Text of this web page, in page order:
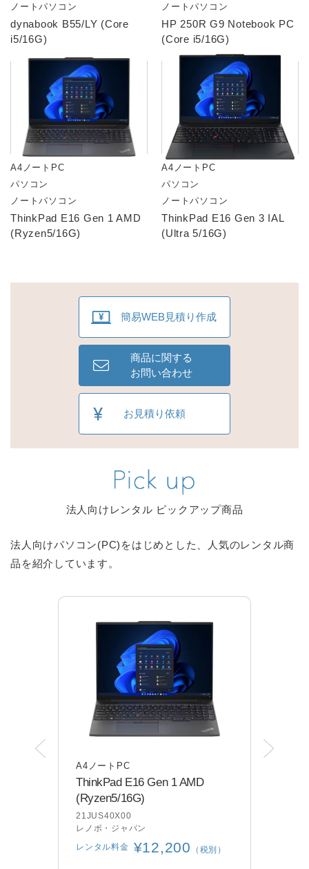
ノートパソコン
dynabook B55/LY (Core
i5/16G)
ノートパソコン
HP 250R G9 Notebook PC
(Core i5/16G)
A4ノートPC
パソコン
ノートパソコン
ThinkPad E16 Gen 1 AMD
(Ryzen5/16G)
A4ノートPC
パソコン
ノートパソコン
ThinkPad E16 Gen 3 IAL
(Ultra 5/16G)
簡易WEB見積り作成
商品に関する
お問い合わせ
お見積り依頼
法人向けレンタル ピックアップ商品
法人向けパソコン(PC)をはじめとした、人気のレンタル商
品を紹介しています。
A4ノートPC
ThinkPad E16 Gen 1 AMD
(Ryzen5/16G)
21JUS40X00
レノボ・ジャパン
レンタル料金 ¥12,200 （税別）